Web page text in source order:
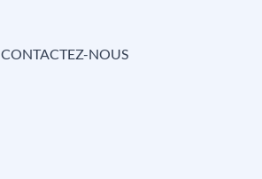
CONTACTEZ-NOUS